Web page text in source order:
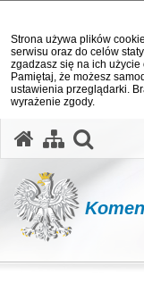
Strona używa plików
serwisu oraz do celów
zgadzasz się na ich
Pamiętaj, że możesz
ustawienia przeglądarki.
wyrażenie zgody.